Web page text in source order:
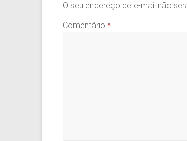
O seu endereço de e-mail não
Comentário *